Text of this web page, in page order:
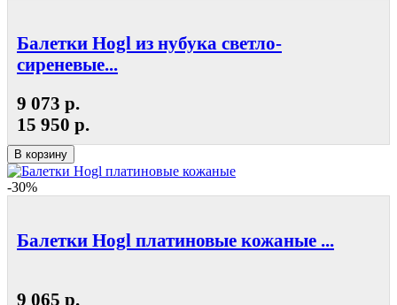
Балетки Hogl из нубука светло-
сиреневые...
9 073 р.
15 950 р.
В корзину
-30%
Балетки Hogl платиновые кожаные ...
9 065 р.